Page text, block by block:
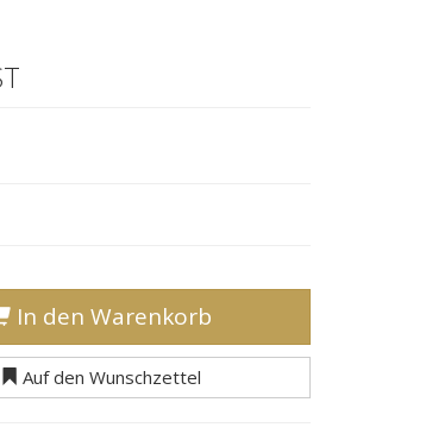
In den Warenkorb
Auf den Wunschzettel